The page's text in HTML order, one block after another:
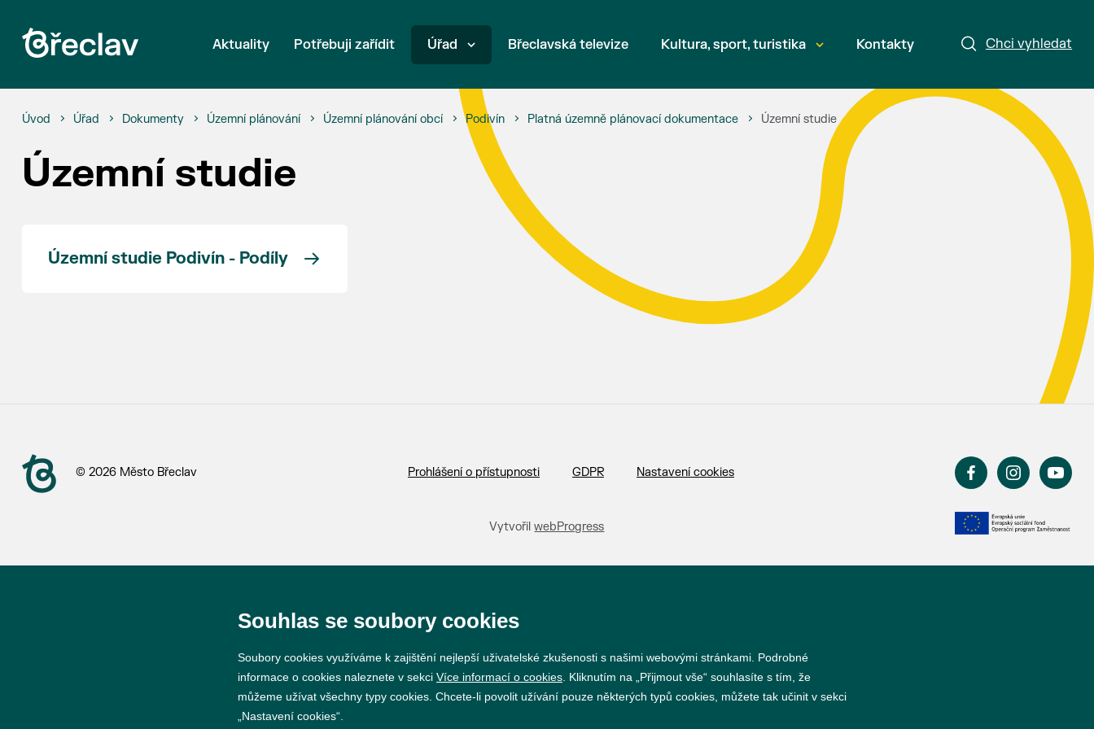
Chci vyhledat
Aktuality Potřebuji zařídit Úřad Břeclavská televize Kultura, sport, turistika Kontakty
Úvod Úřad Dokumenty Územní plánování Územní plánování obcí Podivín Platná územně plánovací dokumentace Územní studie
Územní studie
Územní studie Podivín - Podíly
© 2026 Město Břeclav Prohlášení o přístupnosti GDPR Nastavení cookies
VytvořilwebProgress
Souhlas se soubory cookies
Soubory cookies využíváme k zajištění nejlepší uživatelské zkušenosti s našimi webovými stránkami. Podrobné
informace o cookies naleznete v sekci Více informací o cookies . Kliknutím na „Přijmout vše“ souhlasíte s tím, že
můžeme užívat všechny typy cookies. Chcete-li povolit užívání pouze některých typů cookies, můžete tak učinit v sekci
„Nastavení cookies“.